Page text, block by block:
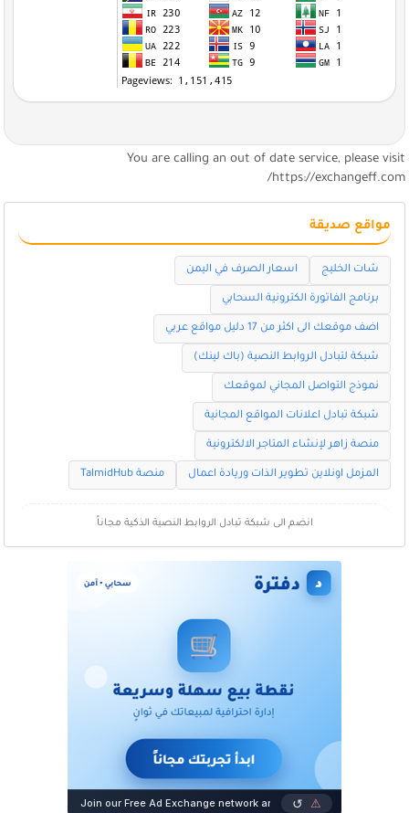
You are calling an out of date service, please visit
https://exchangeff.com/
مواقع صديقة
شات الخليج اسعار الصرف في اليمن
برنامج الفاتورة الكترونية السحابي
اضف موقعك الى اكثر من 17 دليل مواقع عربي
شبكة لتبادل الروابط النصية (باك لينك)
نموذج التواصل المجاني لموقعك
شبكة تبادل اعلانات المواقع المجانية
منصة زاهر لإنشاء المتاجر الالكترونية
المزمل اونلاين تطوير الذات وريادة اعمال منصة TalmidHub
انضم الى شبكة تبادل الروابط النصية الذكية مجاناً